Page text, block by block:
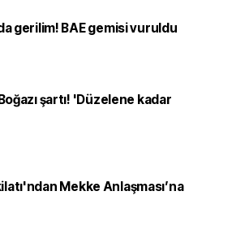
gerilim! BAE gemisi vuruldu
şartı! 'Düzelene kadar
Mekke Anlaşması’na